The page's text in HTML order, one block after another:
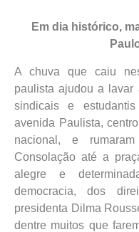
Em dia histórico,
A chuva que caiu
paulista ajudou a lavar
sindicais e
avenida Paulista,
nacional, e
Consolação até a
alegre e
democracia, dos
presidenta Dilma
dentre muitos que